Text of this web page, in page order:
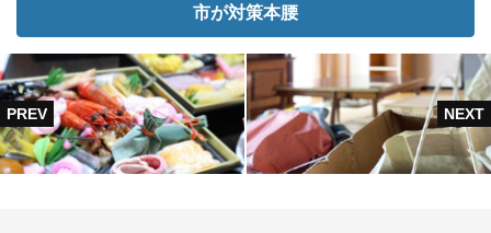
市が対策本腰